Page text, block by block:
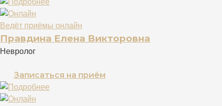
Ведёт приёмы онлайн
Правдина Елена Викторовна
Невролог
Записаться на приём